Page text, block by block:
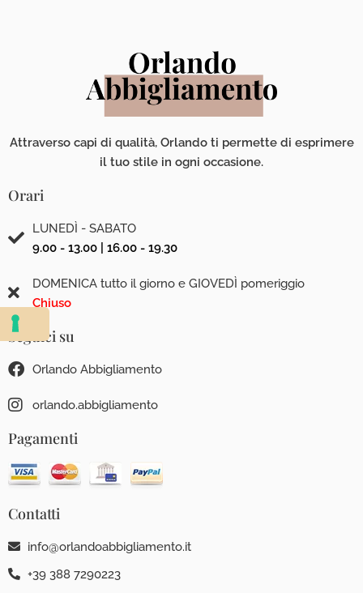
Attraverso capi di qualità, Orlando ti permette di esprimere
il tuo stile in ogni occasione.
Orari
LUNEDÌ - SABATO
9.00 - 13.00 | 16.00 - 19.30
DOMENICA tutto il giorno e GIOVEDÌ pomeriggio
Chiuso
Seguici su
Orlando Abbigliamento
orlando.abbigliamento
Pagamenti
Contatti
info@orlandoabbigliamento.it
+39 388 7290223